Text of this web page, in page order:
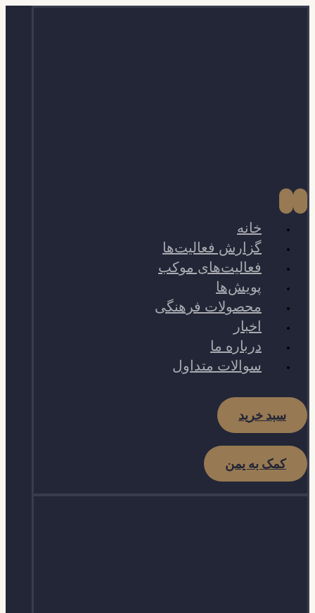
خانه
گزارش فعالیت‌ها
فعالیت‌های موکب
پویش‌ها
محصولات فرهنگی
اخبار
درباره ما
سوالات متداول
سبد خرید
کمک به یمن